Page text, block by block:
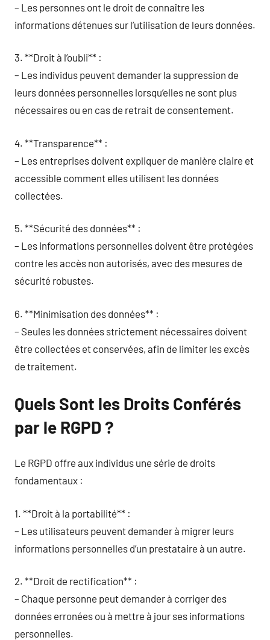
– Les personnes ont le droit de connaître les
informations détenues sur l’utilisation de leurs données.
3. **Droit à l’oubli** :
– Les individus peuvent demander la suppression de
leurs données personnelles lorsqu’elles ne sont plus
nécessaires ou en cas de retrait de consentement.
4. **Transparence** :
– Les entreprises doivent expliquer de manière claire et
accessible comment elles utilisent les données
collectées.
5. **Sécurité des données** :
– Les informations personnelles doivent être protégées
contre les accès non autorisés, avec des mesures de
sécurité robustes.
6. **Minimisation des données** :
– Seules les données strictement nécessaires doivent
être collectées et conservées, afin de limiter les excès
de traitement.
Quels Sont les Droits Conférés
par le RGPD ?
Le RGPD offre aux individus une série de droits
fondamentaux :
1. **Droit à la portabilité** :
– Les utilisateurs peuvent demander à migrer leurs
informations personnelles d’un prestataire à un autre.
2. **Droit de rectification** :
– Chaque personne peut demander à corriger des
données erronées ou à mettre à jour ses informations
personnelles.